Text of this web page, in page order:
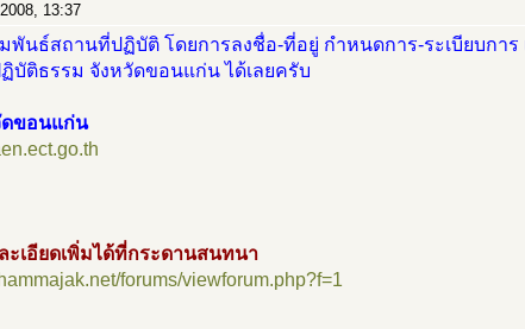
13:37
พันธ์สถานที่ปฏิบัติ โดยการลงชื่อ-ที่อยู่ กำหนดการ-ระเบียบการ
บัติธรรม จังหวัดขอนแก่น ได้เลยครับ
ดขอนแก่น
ะเอียดเพิ่มได้ที่กระดานสนทนา
forums/viewforum.php?f=1